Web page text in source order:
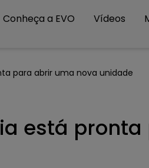
Conheça a EVO Vídeos
para abrir uma nova unidade
está